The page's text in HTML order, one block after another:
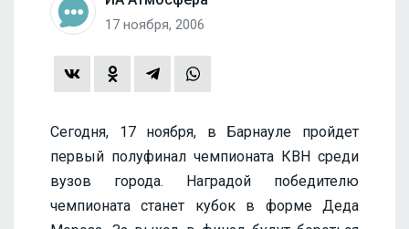
17 ноября, 2006
Сегодня, 17 ноября, в Барнауле пройдет
первый полуфинал чемпионата КВН среди
вузов города. Наградой победителю
чемпионата станет кубок в форме Деда